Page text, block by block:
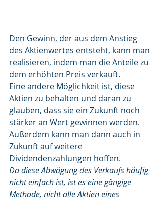
Den Gewinn, der aus dem Anstieg
des Aktienwertes entsteht, kann man
realisieren, indem man die Anteile zu
dem erhöhten Preis verkauft.
Eine andere Möglichkeit ist, diese
Aktien zu behalten und daran zu
glauben, dass sie ein Zukunft noch
stärker an Wert gewinnen werden.
Außerdem kann man dann auch in
Zukunft auf weitere
Dividendenzahlungen hoffen.
Da diese Abwägung des Verkaufs häufig
nicht einfach ist, ist es eine gängige
Methode, nicht alle Aktien eines